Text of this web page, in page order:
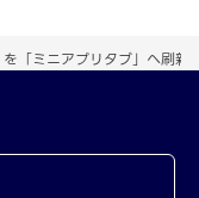
「ミニアプリタブ」へ刷新